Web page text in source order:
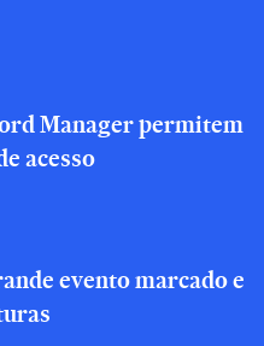
Manager permitem
acesso
evento marcado e